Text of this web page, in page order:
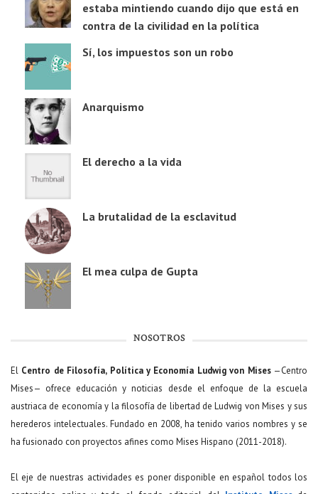
estaba mintiendo cuando dijo que está en
contra de la civilidad en la política
Sí, los impuestos son un robo
Anarquismo
El derecho a la vida
La brutalidad de la esclavitud
El mea culpa de Gupta
NOSOTROS
El Centro de Filosofía, Política y Economía Ludwig von Mises—Centro
Mises— ofrece educación y noticias desde el enfoque de la escuela
austriaca de economía y la filosofía de libertad de Ludwig von Mises y sus
herederos intelectuales. Fundado en 2008, ha tenido varios nombres y se
ha fusionado con proyectos afines como Mises Hispano (2011-2018).
El eje de nuestras actividades es poner disponible en español todos los